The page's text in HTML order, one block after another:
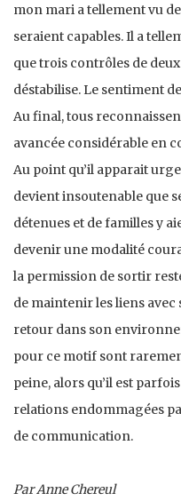
mon mari a tellement vu
seraient capables. Il a
que trois contrôles de
déstabilise. Le sentiment
Au final, tous
avancée considérable en
Au point qu’il apparait
devient insoutenable que
détenues et de familles y
devenir une modalité
la permission de sortir
de maintenir les liens
retour dans son
pour ce motif sont
peine, alors qu’il est
relations endommagées
de communication.
Par Anne Chereul